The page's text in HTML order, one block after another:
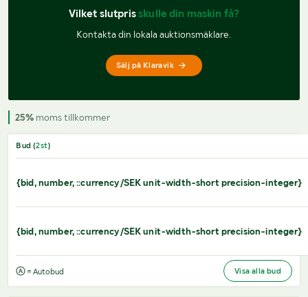
Vilket slutpris skulle din maskin få?
Kontakta din lokala auktionsmäklare.
Sälj på Klaravik
25% moms tillkommer
Bud (2st)
{bid, number, ::currency/SEK unit-width-short precision-integer}
{bid, number, ::currency/SEK unit-width-short precision-integer}
= Autobud Visa alla bud